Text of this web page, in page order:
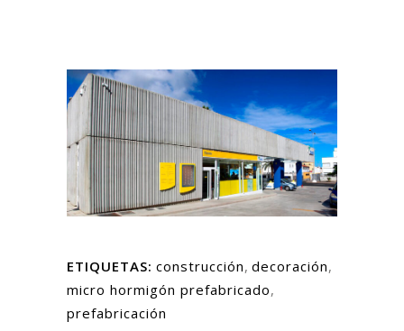
ETIQUETAS: construcción, decoración,
micro hormigón prefabricado,
prefabricación